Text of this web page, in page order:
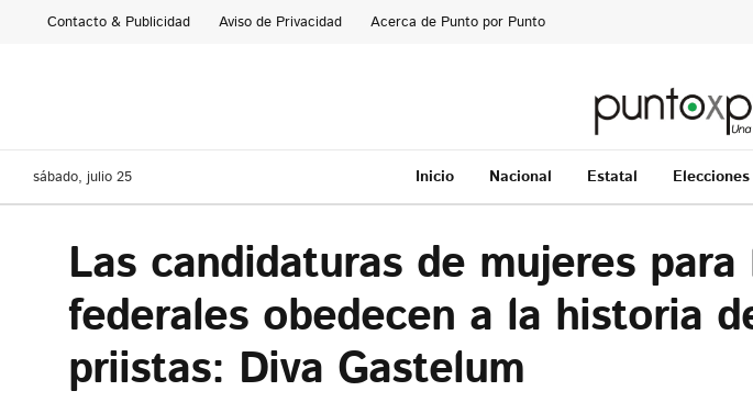
Contacto & Publicidad Aviso de Privacidad Acerca de Punto por Punto
sábado, julio 25 Inicio Nacional Estatal
Las candidaturas de mujeres
federales obedecen a la historia
priistas: Diva Gastelum